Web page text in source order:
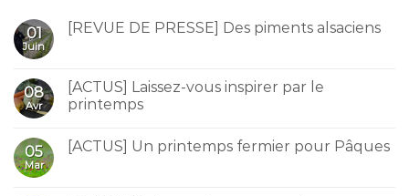
01
Juin
[REVUE DE PRESSE] Des piments alsaciens
08
Avr
[ACTUS] Laissez-vous inspirer par le
printemps
05
Mar
[ACTUS] Un printemps fermier pour Pâques